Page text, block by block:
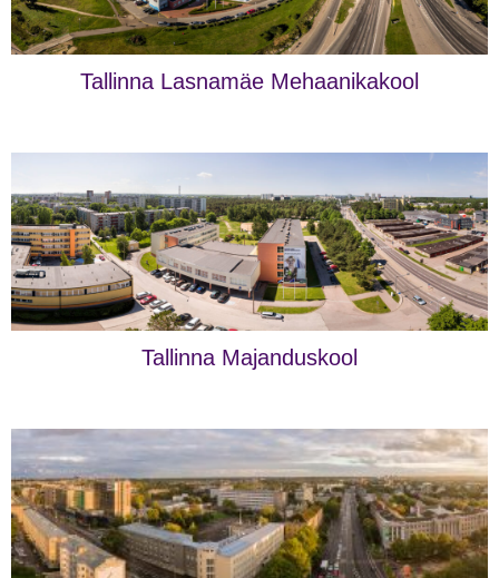
Tallinna Lasnamäe Mehaanikakool
Tallinna Majanduskool